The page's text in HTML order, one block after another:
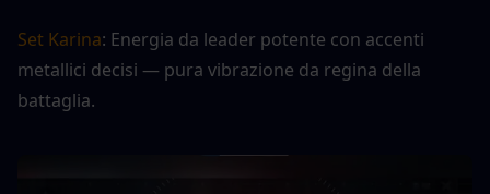
Set Karina: Energia da leader potente con accenti
metallici decisi — pura vibrazione da regina della
battaglia.